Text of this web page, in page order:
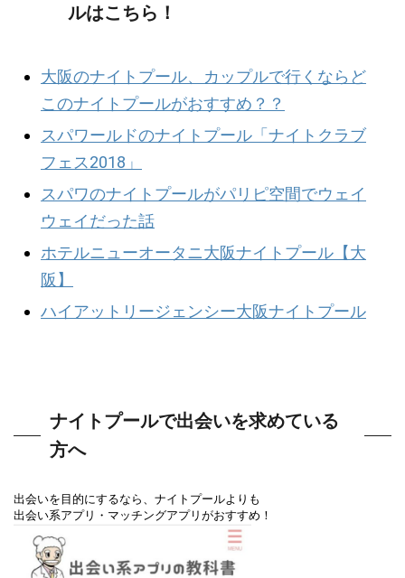
ルはこちら！
大阪のナイトプール、カップルで行くならど
このナイトプールがおすすめ？？
スパワールドのナイトプール「ナイトクラブ
フェス2018」
スパワのナイトプールがパリピ空間でウェイ
ウェイだった話
ホテルニューオータニ大阪ナイトプール【大
阪】
ハイアットリージェンシー大阪ナイトプール
ナイトプールで出会いを求めている
方へ
出会いを目的にするなら、ナイトプールよりも